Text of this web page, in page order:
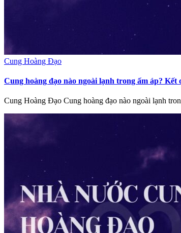
Cung Hoàng Đạo
Cung hoàng đạo nào ngoài lạnh trong ấm áp? Kết
Cung Hoàng Đạo Cung hoàng đạo nào ngoài lạnh